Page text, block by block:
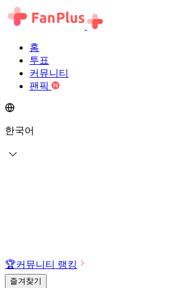
홈
투표
커뮤니티
팬픽
한국어
🏆커뮤니티 랭킹
즐겨찾기